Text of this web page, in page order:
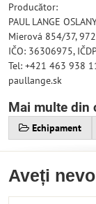
Producător:
PAUL LANGE
Mierová 854/37, 972
IČO: 36306975,
Tel: +421 463 938
paullange.sk
Mai multe din
Echipament
Aveți